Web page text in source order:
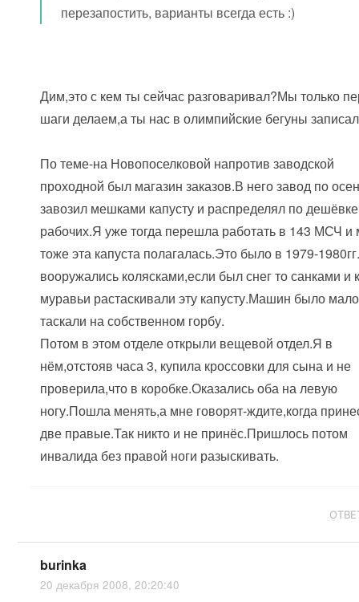
перезапостить, варианты всегда есть :)
Дим,это с кем ты сейчас разговаривал?Мы только
шаги делаем,а ты нас в олимпийские бегуны
По теме-на Новопоселковой напротив заводской
проходной был магазин заказов.В него завод по
завозил мешками капусту и распределял по
рабочих.Я уже тогда перешла работать в 143 МСЧ и
тоже эта капуста полагалась.Это было в 1979-
вооружались колясками,если был снег то санками и
муравьи растаскивали эту капусту.Машин было
таскали на собственном горбу.
Потом в этом отделе открыли вещевой отдел.Я в
нём,отстояв часа 3, купила кроссовки для сына и не
проверила,что в коробке.Оказались оба на левую
ногу.Пошла менять,а мне говорят-ждите,когда
две правые.Так никто и не принёс.Пришлось потом
инвалида без правой ноги разыскивать.
burinka
20 декабря 2008, 20:20:40